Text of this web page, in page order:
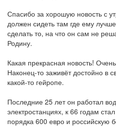
Спасибо за хорошую новость с
должен сидеть там где ему
сделать то, на что он сам не
Родину.
Какая прекрасная новость!
Наконец-то заживёт достойно в
какой-то гейропе.
Последние 25 лет он работал
электростанциях, к 66 годам
порядка 600 евро и российскую